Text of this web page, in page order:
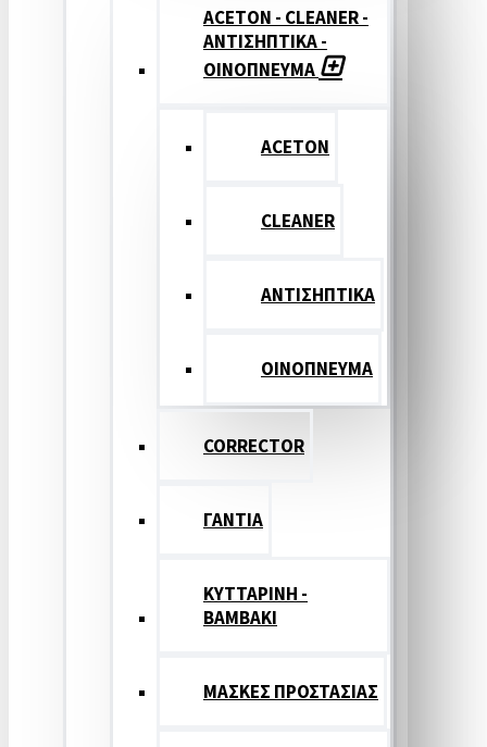
ACETON - CLEANER -
ΑΝΤΙΣΗΠΤΙΚΑ -
ΟΙΝΟΠΝΕΥΜΑ
ACETON
CLEANER
ΑΝΤΙΣΗΠΤΙΚΑ
ΟΙΝΟΠΝΕΥΜΑ
CORRECTOR
ΓΑΝΤΙΑ
ΚΥΤΤΑΡΙΝΗ -
ΒΑΜΒΑΚΙ
ΜΑΣΚΕΣ ΠΡΟΣΤΑΣΙΑΣ